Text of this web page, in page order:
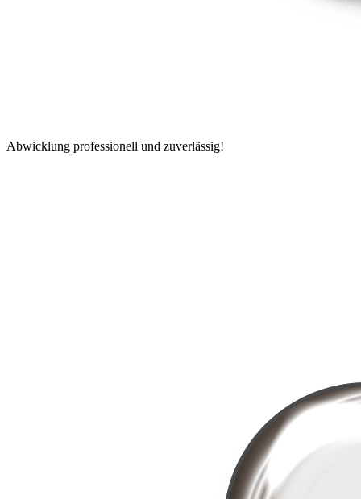
Abwicklung professionell und zuverlässig!